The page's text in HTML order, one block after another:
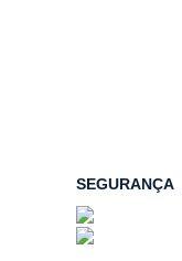
SEGURANÇA